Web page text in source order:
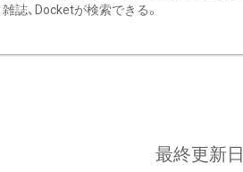
雑誌、Docketが検索できる。
最終更新日